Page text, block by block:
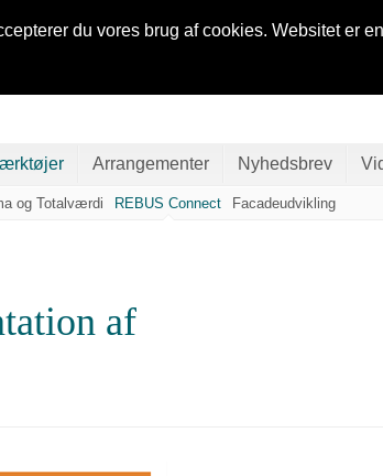
du vores brug af cookies. Websitet er
og Totalværdi REBUS Connect Facadeudvikling
Arrangementer Nyhedsbrev
af